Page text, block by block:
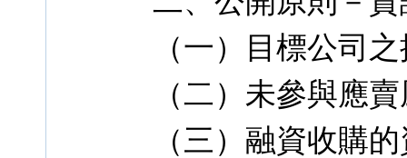
（一）目標公司
（二）未參與應
（三）融資收購